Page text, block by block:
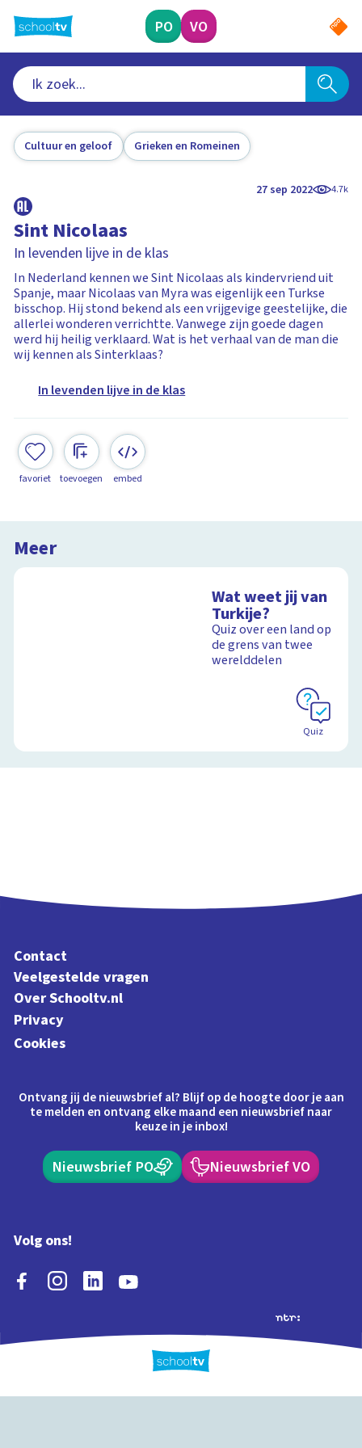
naar
hoofdinhoud
PO VO
Cultuur en geloof Grieken en Romeinen
27 sep 2022 4.7k
Sint Nicolaas
In levenden lijve in de klas
In Nederland kennen we Sint Nicolaas als kindervriend uit
Spanje, maar Nicolaas van Myra was eigenlijk een Turkse
bisschop. Hij stond bekend als een vrijgevige geestelijke, die
allerlei wonderen verrichtte. Vanwege zijn goede dagen
werd hij heilig verklaard. Wat is het verhaal van de man die
wij kennen als Sinterklaas?
In levenden lijve in de klas
favoriet toevoegen embed
Meer
Wat weet jij van
Turkije?
Quiz over een land op
de grens van twee
werelddelen
Quiz
Contact
Veelgestelde vragen
Over Schooltv.nl
Privacy
Cookies
Ontvang jij de nieuwsbrief al? Blijf op de hoogte door je aan
te melden en ontvang elke maand een nieuwsbrief naar
keuze in je inbox!
Nieuwsbrief PO Nieuwsbrief VO
Volg ons!